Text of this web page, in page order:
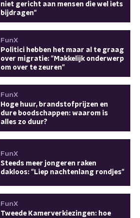
niet gericht aan mensen die wel iets
bijdragen"
FunX
Politici hebben het maar al te graag
over migratie: "Makkelijk onderwerp
om over te zeuren"
FunX
Hoge huur, brandstofprijzen en
dure boodschappen: waarom is
alles zo duur?
FunX
Steeds meer jongeren raken
dakloos: "Liep nachtenlang rondjes"
FunX
Tweede Kamerverkiezingen: hoe